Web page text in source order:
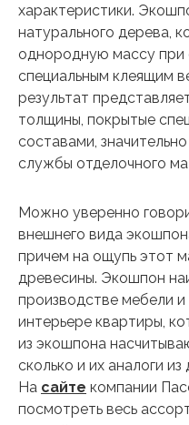
характеристики.
натурального дерева,
однородную массу при
специальным клеящим
результат
толщины, покрытые
составами,
службы отделочного
Можно уверенно
внешнего вида
причем на ощупь этот
древесины. Экошпон
производстве мебели
интерьере квартиры,
из экошпона
сколько и их аналоги
На сайте компании
посмотреть весь